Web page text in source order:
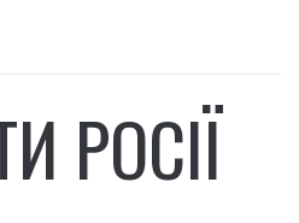
РОСІЇ